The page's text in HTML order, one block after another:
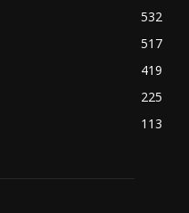
532
517
419
225
113